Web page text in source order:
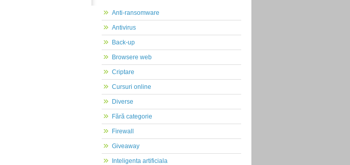
Anti-ransomware
Antivirus
Back-up
Browsere web
Criptare
Cursuri online
Diverse
Fără categorie
Firewall
Giveaway
Inteligenta artificiala